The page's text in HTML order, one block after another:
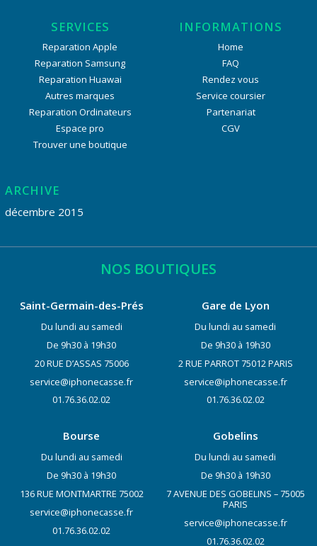
SERVICES
Reparation Apple
Reparation Samsung
Reparation Huawai
Autres marques
Reparation Ordinateurs
Espace pro
Trouver une boutique
INFORMATIONS
Home
FAQ
Rendez vous
Service coursier
Partenariat
CGV
ARCHIVE
décembre 2015
NOS BOUTIQUES
Saint-Germain-des-Prés
Du lundi au samedi
De 9h30 à 19h30
20 RUE D’ASSAS 75006
service@iphonecasse.fr
01.76.36.02.02
Gare de Lyon
Du lundi au samedi
De 9h30 à 19h30
2 RUE PARROT 75012 PARIS
service@iphonecasse.fr
01.76.36.02.02
Bourse
Du lundi au samedi
De 9h30 à 19h30
136 RUE MONTMARTRE 75002
service@iphonecasse.fr
01.76.36.02.02
Gobelins
Du lundi au samedi
De 9h30 à 19h30
7 AVENUE DES GOBELINS – 75005
PARIS
service@iphonecasse.fr
01.76.36.02.02